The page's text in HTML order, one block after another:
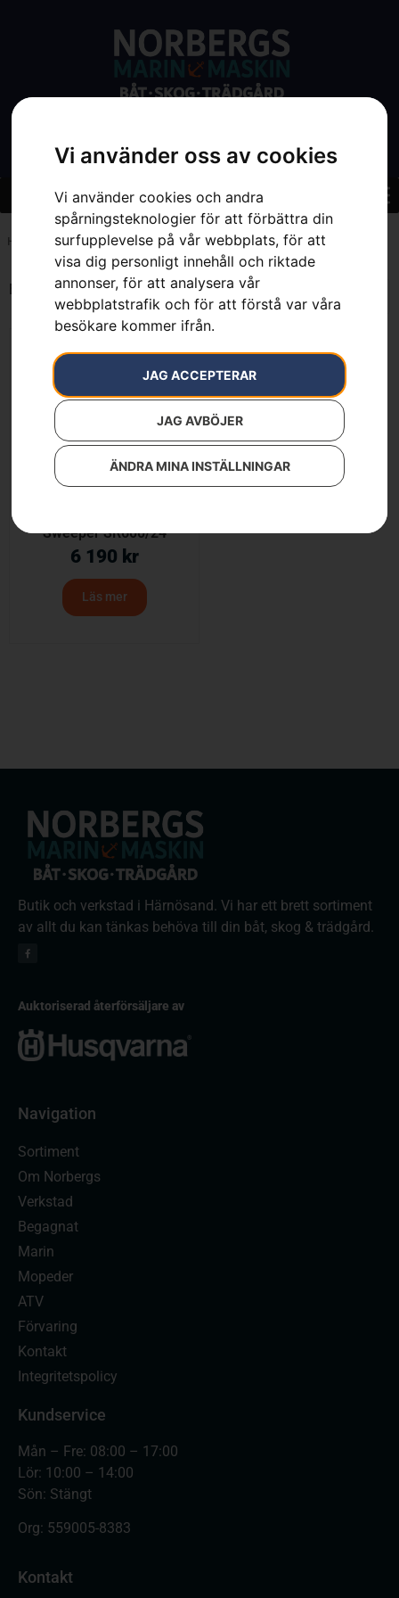
Vi använder oss av cookies
Vi använder cookies och andra
spårningsteknologier för att förbättra din
surfupplevelse på vår webbplats, för att
visa dig personligt innehåll och riktade
annonser, för att analysera vår
webbplatstrafik och för att förstå var våra
besökare kommer ifrån.
JAG ACCEPTERAR
JAG AVBÖJER
ÄNDRA MINA INSTÄLLNINGAR
Hem 7393089053542
Endast ett sökresultat
Sweeper SR600/24
6 190 kr
Läs mer
Butik och verkstad i Härnösand. Vi har ett brett sortiment
av allt du kan tänkas behöva till din båt, skog & trädgård.
Auktoriserad återförsäljare av
Navigation
Sortiment
Om Norbergs
Verkstad
Begagnat
Marin
Mopeder
ATV
Förvaring
Kontakt
Integritetspolicy
Kundservice
Mån – Fre: 08:00 – 17:00
Lör: 10:00 – 14:00
Sön: Stängt
Org: 559005-8383
Kontakt